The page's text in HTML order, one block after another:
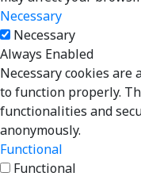
Necessary
Necessary
Always Enabled
Necessary cookies
to function properly.
functionalities and
anonymously.
Functional
Functional